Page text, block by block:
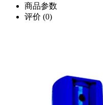
商品参数
评价 (0)